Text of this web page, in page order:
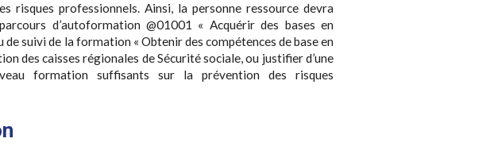
risques professionnels. Ainsi, la personne ressource devra
d’autoformation @01001 « Acquérir des bases en
suivi de la formation « Obtenir des compétences de base en
des caisses régionales de Sécurité sociale, ou justifier d’une
formation suffisants sur la prévention des risques